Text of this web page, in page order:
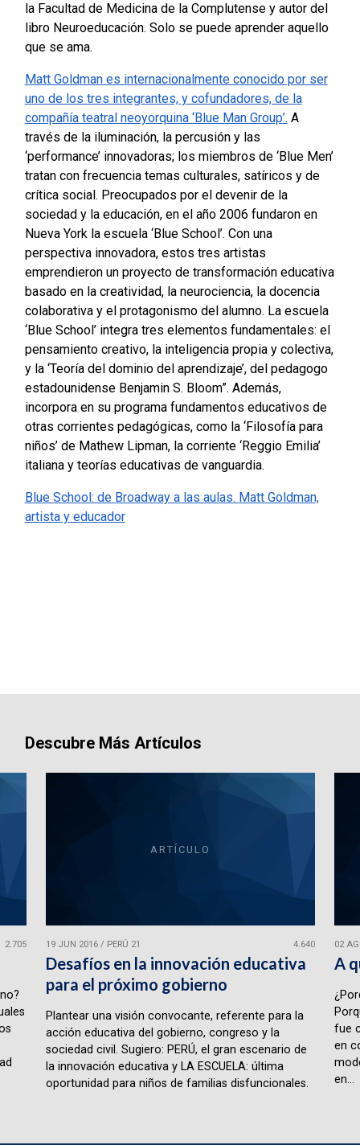
la Facultad de Medicina de la Complutense y autor del
libro Neuroeducación. Solo se puede aprender aquello
que se ama.
Matt Goldman es internacionalmente conocido por ser
uno de los tres integrantes, y cofundadores, de la
compañía teatral neoyorquina ‘Blue Man Group’. A
través de la iluminación, la percusión y las
‘performance’ innovadoras; los miembros de ‘Blue Men’
tratan con frecuencia temas culturales, satíricos y de
crítica social. Preocupados por el devenir de la
sociedad y la educación, en el año 2006 fundaron en
Nueva York la escuela ‘Blue School’. Con una
perspectiva innovadora, estos tres artistas
emprendieron un proyecto de transformación educativa
basado en la creatividad, la neurociencia, la docencia
colaborativa y el protagonismo del alumno. La escuela
‘Blue School’ integra tres elementos fundamentales: el
pensamiento creativo, la inteligencia propia y colectiva,
y la ‘Teoría del dominio del aprendizaje’, del pedagogo
estadounidense Benjamin S. Bloom”. Además,
incorpora en su programa fundamentos educativos de
otras corrientes pedagógicas, como la ‘Filosofía para
niños’ de Mathew Lipman, la corriente ‘Reggio Emilia’
italiana y teorías educativas de vanguardia.
Blue School: de Broadway a las aulas. Matt Goldman,
artista y educador
Descubre Más Artículos
2.705
ARTÍCULO
19 JUN 2016/ PERÚ 21 4.640
Desafíos en la innovación educativa
para el próximo gobierno
Plantear una visión convocante, referente para la
acción educativa del gobierno, congreso y la
sociedad civil. Sugiero: PERÚ, el gran escenario de
la innovación educativa y LA ESCUELA: última
oportunidad para niños de familias disfuncionales.
02
A
fue
en
en...